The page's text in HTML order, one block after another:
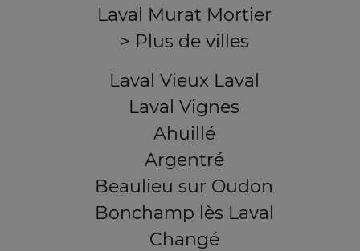
Laval Murat Mortier
> Plus de villes
Laval Vieux Laval
Laval Vignes
Ahuillé
Argentré
Beaulieu sur Oudon
Bonchamp lès Laval
Changé